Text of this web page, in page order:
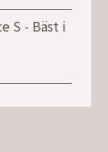
S - Bäst i